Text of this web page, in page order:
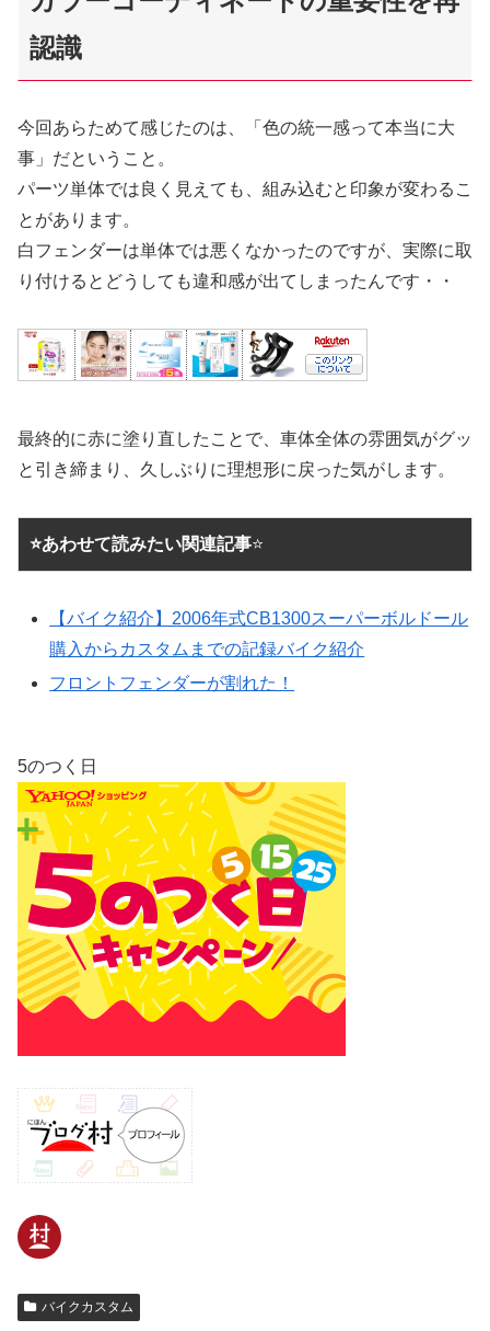
認識
今回あらためて感じたのは、「色の統一感って本当に大
事」だということ。
パーツ単体では良く見えても、組み込むと印象が変わるこ
とがあります。
白フェンダーは単体では悪くなかったのですが、実際に取
り付けるとどうしても違和感が出てしまったんです・・
最終的に赤に塗り直したことで、車体全体の雰囲気がグッ
と引き締まり、久しぶりに理想形に戻った気がします。
⭐あわせて読みたい関連記事⭐
【バイク紹介】2006年式CB1300スーパーボルドール
購入からカスタムまでの記録バイク紹介
フロントフェンダーが割れた！
5のつく日
バイクカスタム